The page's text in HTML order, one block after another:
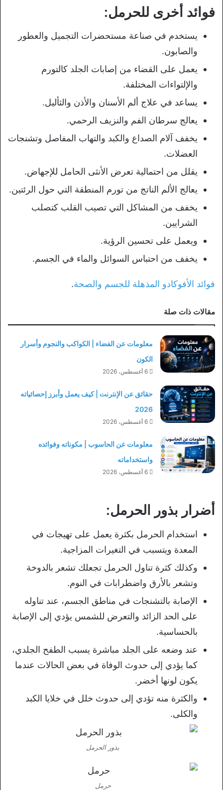
فوائد أخرى للحرمل:
يستخدم في صناعة مستحضرات التجميل والعطور
والصابون.
يعمل على القضاء من إصابات الجلد كالتورم
والإلتواءات المختلفة.
يساعد في علاج ألم الأسنان والأذن والثأليل.
يعالج سرطان الفم والنزيف الرحمي.
يخفف آلام الصداع والكبد والتهاب المفاصل وتشنجات
العضلات.
يقلل من احتمالية تعرض الأنثى الحامل للإجهاض.
يعالج الألم الناتج من تورم المنطقة التي حول الرئتين.
يخفف من المشاكل التي تصيب القلب كتصلب
الشرايين.
ويعمل على تحسين الرؤية.
يخفف من احتباس السوائل والماء في الجسم.
فوائد الأفوكادو المذهلة للجسم والصحة.
مقالات ذات صلة
معلومات عن الفضاء | الكواكب والنجوم وأسرار
الكون
6 أغسطس، 2026
حقائق عن الإنترنت | كيف يعمل وأبرز إحصائياته
2026
6 أغسطس، 2026
معلومات عن الحاسوب | مكوناته وفوائده
واستخداماته
6 أغسطس، 2026
أضرار بذور الحرمل:
استخدام الحرمل بكثرة يعمل على تهيجات في
المعدة ويتسبب في التغيرات المزاجية.
وكذلك كثرة تناول الحرمل تجعلك تشعر بالدوخة
وتشعر بالأرق واضطرابات في النوم.
الإصابة بالتشنجات في مناطق الجسم، عند تناوله
على الحد الزائد والتعرض للشمس يؤدي إلى الإصابة
بالحساسية.
عند وضعه على الجلد مباشرة يسبب الطفح الجلدي،
كما يؤدي إلى حدوث الوفاة في بعض الحالات عندما
يكون لونها أخضر.
والكثرة منه تؤدي إلى حدوث خلل في خلايا الكبد
والكلى.
بذور الحرمل
حرمل